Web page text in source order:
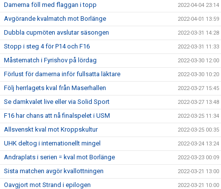
Damerna föll med flaggan i topp 2022-04-04 23:14
Avgörande kvalmatch mot Borlänge 2022-04-01 13:59
Dubbla cupmöten avslutar säsongen 2022-03-31 14:28
Stopp i steg 4 för P14 och F16 2022-03-31 11:33
Måstematch i Fyrishov på lördag 2022-03-30 12:00
Förlust för damerna inför fullsatta läktare 2022-03-30 10:20
Följ herrlagets kval från Maserhallen 2022-03-27 15:45
Se damkvalet live eller via Solid Sport 2022-03-27 13:48
F16 har chans att nå finalspelet i USM 2022-03-25 11:34
Allsvenskt kval mot Kroppskultur 2022-03-25 00:35
UHK deltog i internationellt mingel 2022-03-24 13:24
Andraplats i serien = kval mot Borlänge 2022-03-23 00:09
Sista matchen avgör kvallottningen 2022-03-21 13:00
Oavgjort mot Strand i epilogen 2022-03-21 10:00